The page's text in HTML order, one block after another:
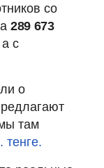
со
289 673
с
о
там
тенге.